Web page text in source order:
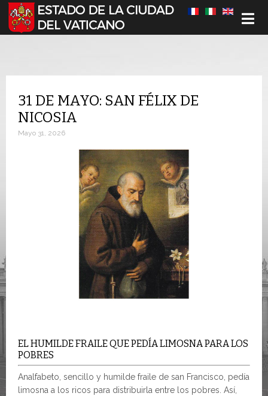
Seleccione su idioma
31 DE MAYO: SAN FÉLIX DE
NICOSIA
Mayo 31, 2026
EL HUMILDE FRAILE QUE PEDÍA LIMOSNA PARA LOS
POBRES
Analfabeto, sencillo y humilde fraile de san Francisco, pedía
limosna a los ricos para distribuirla entre los pobres. Así,